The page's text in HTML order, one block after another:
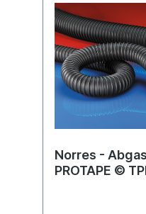
Kaltluft, Abgas,
Metallspäne,
°C
Norres -
PROTAPE ©